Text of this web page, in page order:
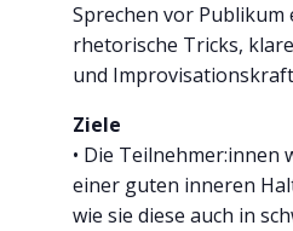
Sprechen vor Publikum
rhetorische Tricks,
und
Ziele
• Die Teilnehmer:innen
einer guten inneren
wie sie diese auch in